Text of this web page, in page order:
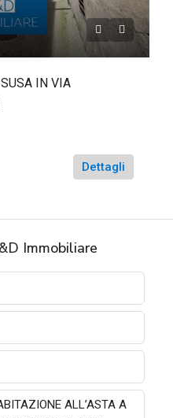
IN VIA
Dettagli
Immobiliare